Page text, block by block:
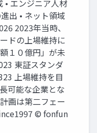
エンジニア人材
出 • ネット領域
2023年当時、
ドの上場維持に
１０億円」が未
東証スタンダ
上場維持を目
可能な企業とな
画は第二フェー
© fonfun